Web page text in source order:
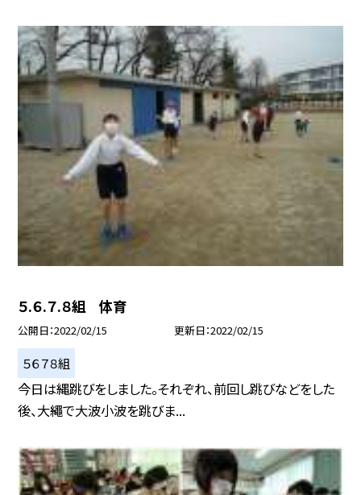
５.６.７.８組 体育
公開日 2022/02/15 更新日 2022/02/15
５６７８組
今日は縄跳びをしました。それぞれ、前回し跳びなどをした
後、大繩で大波小波を跳びま...